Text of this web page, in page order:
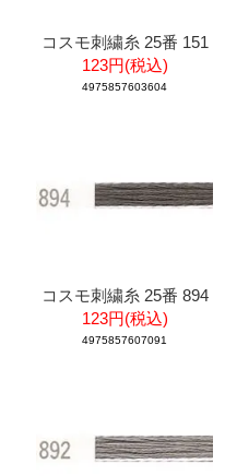
コスモ刺繍糸 25番 151
123円(税込)
4975857603604
コスモ刺繍糸 25番 894
123円(税込)
4975857607091